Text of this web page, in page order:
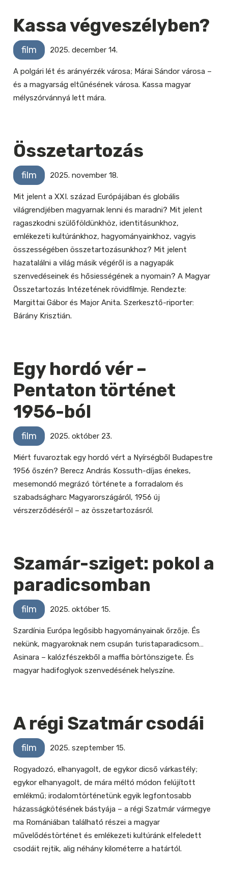
Kassa végveszélyben?
film 2025. december 14.
A polgári lét és arányérzék városa; Márai Sándor városa –
és a magyarság eltűnésének városa. Kassa magyar
mélyszórvánnyá lett mára.
Összetartozás
film 2025. november 18.
Mit jelent a XXI. század Európájában és globális
világrendjében magyarnak lenni és maradni? Mit jelent
ragaszkodni szülőföldünkhöz, identitásunkhoz,
emlékezeti kultúránkhoz, hagyományainkhoz, vagyis
összességében összetartozásunkhoz? Mit jelent
hazatalálni a világ másik végéről is a nagyapák
szenvedéseinek és hősiességének a nyomain? A Magyar
Összetartozás Intézetének rövidfilmje. Rendezte:
Margittai Gábor és Major Anita. Szerkesztő-riporter:
Bárány Krisztián.
Egy hordó vér –
Pentaton történet
1956-ból
film 2025. október 23.
Miért fuvaroztak egy hordó vért a Nyírségből Budapestre
1956 őszén? Berecz András Kossuth-díjas énekes,
mesemondó megrázó története a forradalom és
szabadságharc Magyarországáról, 1956 új
vérszerződéséről – az összetartozásról.
Szamár-sziget: pokol a
paradicsomban
film 2025. október 15.
Szardínia Európa legősibb hagyományainak őrzője. És
nekünk, magyaroknak nem csupán turistaparadicsom…
Asinara – kalózfészekből a maffia börtönszigete. És
magyar hadifoglyok szenvedésének helyszíne.
A régi Szatmár csodái
film 2025. szeptember 15.
Rogyadozó, elhanyagolt, de egykor dicső várkastély;
egykor elhanyagolt, de mára méltó módon felújított
emlékmű; irodalomtörténetünk egyik legfontosabb
házasságkötésének bástyája – a régi Szatmár vármegye
ma Romániában található részei a magyar
művelődéstörténet és emlékezeti kultúránk elfeledett
csodáit rejtik, alig néhány kilométerre a határtól.